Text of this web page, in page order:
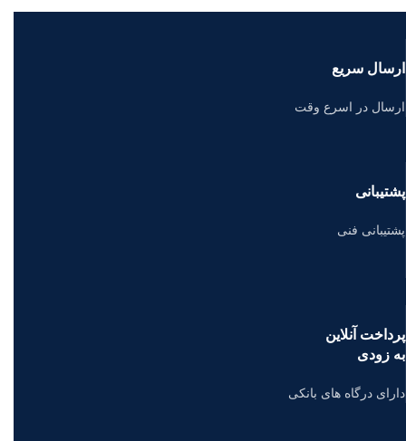
ارسال سریع
ارسال در اسرع وقت
پشتیبانی
پشتیبانی فنی
پرداخت آنلاین
به زودی
دارای درگاه های بانکی